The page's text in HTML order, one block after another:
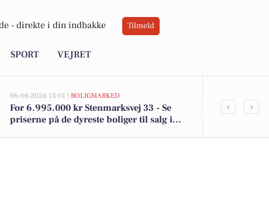
- direkte i din indbakke Tilmeld
SPORT VEJRET
06-08-2026 13:01 | BOLIGMARKED
For 6.995.000 kr Stenmarksvej 33 - Se
priserne på de dyreste boliger til salg i
Savner du
‹ ›